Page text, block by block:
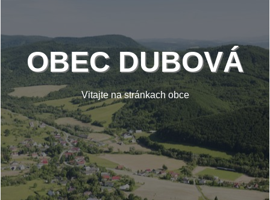
OBEC DUBOVÁ
Vitajte na stránkach obce